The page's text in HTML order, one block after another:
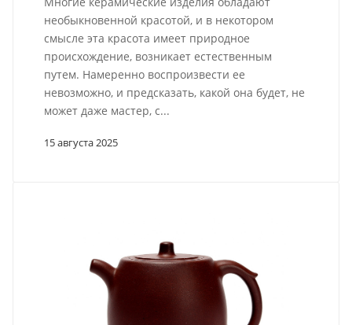
15 августа 2025
необыкновенной красотой, и в некотором
смысле эта красота имеет природное
происхождение, возникает естественным
путем. Намеренно воспроизвести ее
невозможно, и предсказать, какой она будет, не
может даже мастер, с...